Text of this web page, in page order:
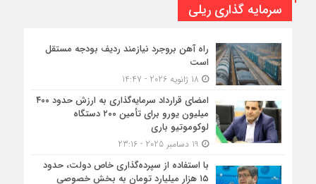
سرمایه گذاری ریلی
راه آهن بروجرد نیازمند ردیف بودجه مستقل
است
امضای قرارداد سرمایه‌گذاری به ارزش حدود ۴۰۰
میلیون یورو برای تأمین ۲۰۰ دستگاه
لوکوموتیو باری
با استفاده از سپرده‌گذاری خاص دولت، حدود
۱۵ هزار میلیارد تومان به بخش خصوصی